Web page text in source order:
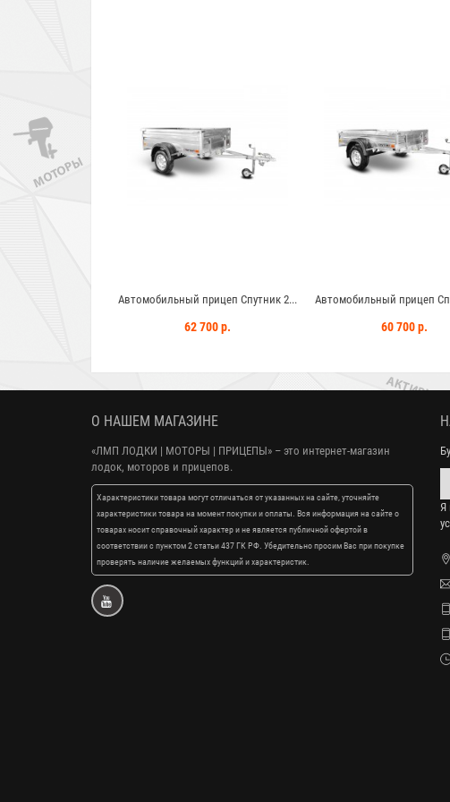
Автомобильный прицеп Спутник 2...
62 700 р.
Автомобильный прицеп
60 700 р.
О НАШЕМ МАГАЗИНЕ
«ЛМП ЛОДКИ | МОТОРЫ | ПРИЦЕПЫ» – это интернет-магазин
лодок, моторов и прицепов.
Характеристики товара могут отличаться от указанных на сайте, уточняйте
характеристики товара на момент покупки и оплаты. Вся информация на сайте о
товарах носит справочный характер и не является публичной офертой в
соответствии с пунктом 2 статьи 437 ГК РФ. Убедительно просим Вас при покупке
проверять наличие желаемых функций и характеристик.
Я